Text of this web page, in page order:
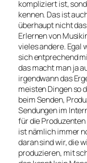
kompliziert ist,
kennen. Das ist
überhaupt nicht
Erlernen von
vieles andere. Egal
sich entprechend
das macht man ja
irgendwann das
meisten Dingen so
beim Senden,
Sendungen im
für die
ist nämlich immer
daran sind wir, die
produzieren, mit